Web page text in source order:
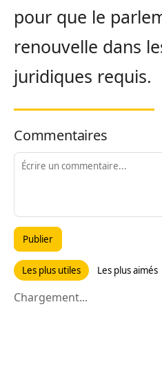
pour que le
renouvelle dans
juridiques requis.
Commentaires
Publier
Les plus utiles Les plus aimés
Chargement...